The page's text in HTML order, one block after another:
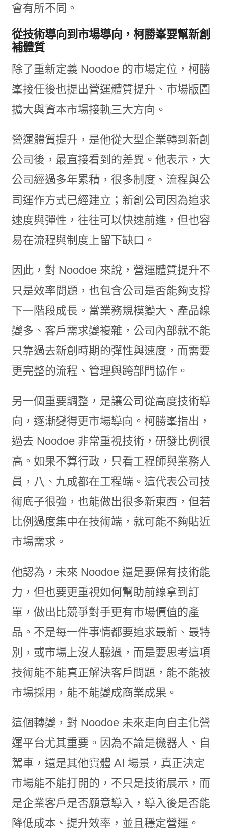
會有所不同。
從技術導向到市場導向，柯勝峯要幫新創
補體質
除了重新定義 Noodoe 的市場定位，柯勝
峯接任後也提出營運體質提升、市場版圖
擴大與資本市場接軌三大方向。
營運體質提升，是他從大型企業轉到新創
公司後，最直接看到的差異。他表示，大
公司經過多年累積，很多制度、流程與公
司運作方式已經建立；新創公司因為追求
速度與彈性，往往可以快速前進，但也容
易在流程與制度上留下缺口。
因此，對 Noodoe 來說，營運體質提升不
只是效率問題，也包含公司是否能夠支撐
下一階段成長。當業務規模變大、產品線
變多、客戶需求變複雜，公司內部就不能
只靠過去新創時期的彈性與速度，而需要
更完整的流程、管理與跨部門協作。
另一個重要調整，是讓公司從高度技術導
向，逐漸變得更市場導向。柯勝峯指出，
過去 Noodoe 非常重視技術，研發比例很
高。如果不算行政，只看工程師與業務人
員，八、九成都在工程端。這代表公司技
術底子很強，也能做出很多新東西，但若
比例過度集中在技術端，就可能不夠貼近
市場需求。
他認為，未來 Noodoe 還是要保有技術能
力，但也要更重視如何幫助前線拿到訂
單，做出比競爭對手更有市場價值的產
品。不是每一件事情都要追求最新、最特
別，或市場上沒人聽過，而是要思考這項
技術能不能真正解決客戶問題，能不能被
市場採用，能不能變成商業成果。
這個轉變，對 Noodoe 未來走向自主化營
運平台尤其重要。因為不論是機器人、自
駕車，還是其他實體 AI 場景，真正決定
市場能不能打開的，不只是技術展示，而
是企業客戶是否願意導入，導入後是否能
降低成本、提升效率，並且穩定營運。